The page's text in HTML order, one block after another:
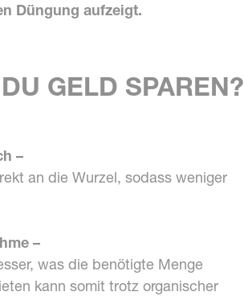
Düngung aufzeigt.
GELD SPAREN?
–
an die Wurzel, sodass weniger
–
was die benötigte Menge
kann somit trotz organischer